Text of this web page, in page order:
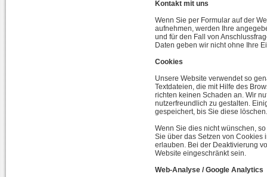
Kontakt mit uns
Wenn Sie per Formular auf der
aufnehmen, werden Ihre
und für den Fall von
Daten geben wir nicht ohne Ihre
Cookies
Unsere Website verwendet so
Textdateien, die mit Hilfe des
richten keinen Schaden an. Wir
nutzerfreundlich zu gestalten.
gespeichert, bis Sie diese löschen.
Wenn Sie dies nicht wünschen,
Sie über das Setzen von Cookies
erlauben. Bei der Deaktivierung
Website eingeschränkt sein.
Web-Analyse / Google Analytics